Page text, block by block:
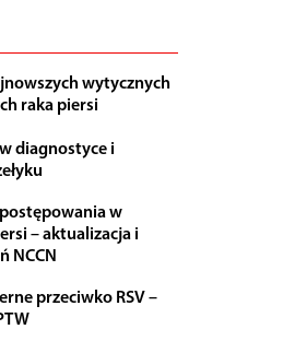
wytycznych
raka piersi
diagnostyce i
w
– aktualizacja i
NCCN
przeciwko RSV –